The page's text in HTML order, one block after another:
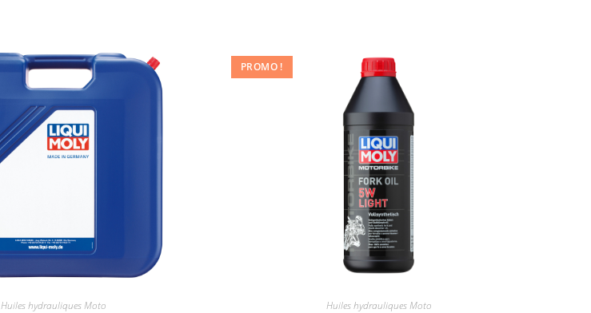
Huiles hydrauliques Moto
PROMO !
Huiles hydrauliques Moto